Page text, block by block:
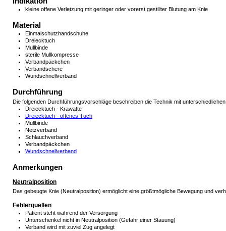
kleine offene Verletzung mit geringer oder vorerst gestillter Blutung am Knie
Material
Einmalschutzhandschuhe
Dreiecktuch
Mullbinde
sterile Mullkompresse
Verbandpäckchen
Verbandschere
Wundschnellverband
Durchführung
Die folgenden Durchführungsvorschläge beschreiben die Technik mit
Dreiecktuch - Krawatte
Dreiecktuch - offenes Tuch
Mullbinde
Netzverband
Schlauchverband
Verbandpäckchen
Wundschnellverband
Anmerkungen
Neutralposition
Das gebeugte Knie (Neutralposition) ermöglicht eine größtmögliche Bewegung und
Fehlerquellen
Patient steht während der Versorgung
Unterschenkel nicht in Neutralposition (Gefahr einer Stauung)
Verband wird mit zuviel Zug angelegt